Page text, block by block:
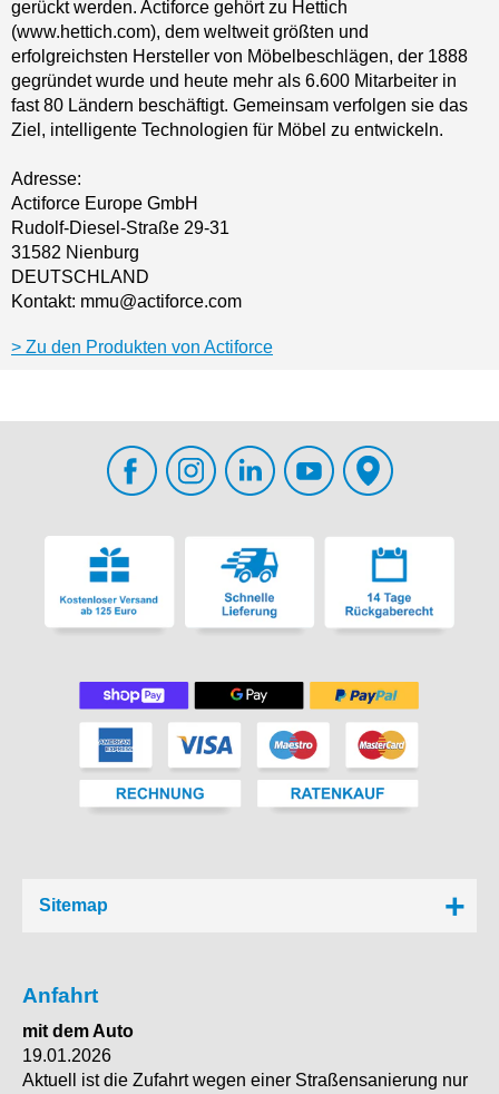
gerückt werden. Actiforce gehört zu Hettich
(www.hettich.com), dem weltweit größten und
erfolgreichsten Hersteller von Möbelbeschlägen, der 1888
gegründet wurde und heute mehr als 6.600 Mitarbeiter in
fast 80 Ländern beschäftigt. Gemeinsam verfolgen sie das
Ziel, intelligente Technologien für Möbel zu entwickeln.
Adresse:
Actiforce Europe GmbH
Rudolf-Diesel-Straße 29-31
31582 Nienburg
DEUTSCHLAND
Kontakt: mmu@actiforce.com
Zu den Produkten von Actiforce
Sitemap
Anfahrt
mit dem Auto
19.01.2026
Aktuell ist die Zufahrt wegen einer Straßensanierung nur